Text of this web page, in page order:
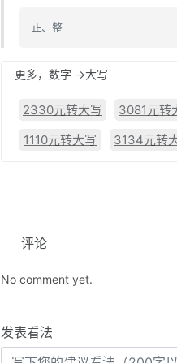
正、整
更多，数字 ->大写
2330元转大写 3081元转
1110元转大写
3134元转
评论
No comment yet.
发表看法